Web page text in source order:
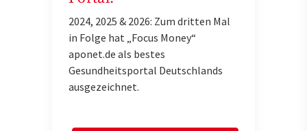
2024, 2025 & 2026: Zum dritten Mal
in Folge hat „Focus Money“
aponet.de als bestes
Gesundheitsportal Deutschlands
ausgezeichnet.